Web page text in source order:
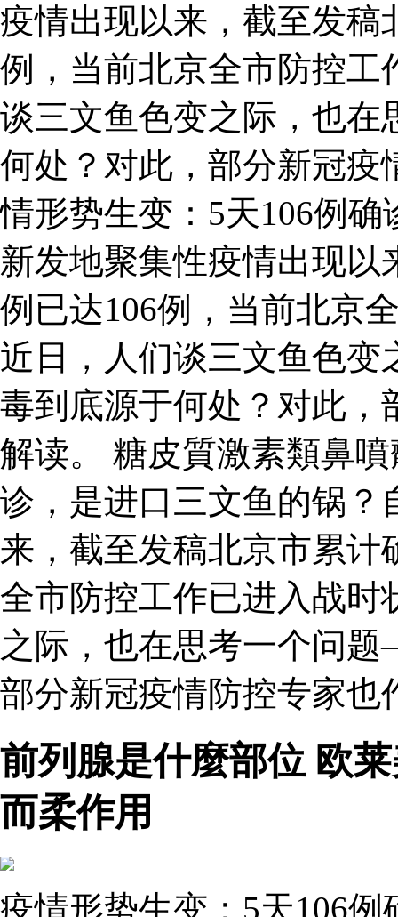
疫情出现以来，截至发稿
例，当前北京全市防控工
谈三文鱼色变之际，也
何处？对此，部分新冠疫
情形势生变：5天106例
新发地聚集性疫情出现
例已达106例，当前北京
近日，人们谈三文鱼色
毒到底源于何处？对此，
解读。 糖皮質激素類鼻
诊，是进口三文鱼的锅？
来，截至发稿北京市累计
全市防控工作已进入战时
之际，也在思考一个问
部分新冠疫情防控专家也
前列腺是什麼部位 欧
而柔作用
疫情形势生变：5天106